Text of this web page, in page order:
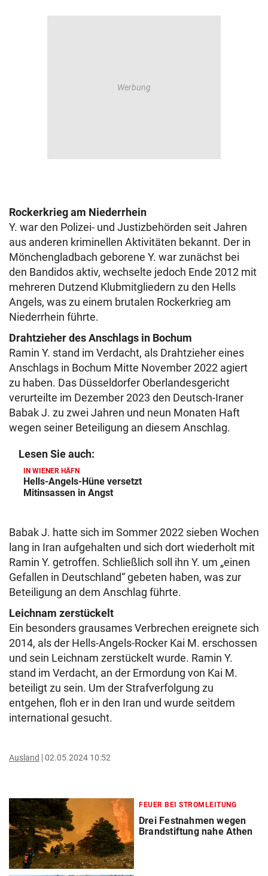
Rockerkrieg am Niederrhein
Y. war den Polizei- und Justizbehörden seit Jahren
aus anderen kriminellen Aktivitäten bekannt. Der in
Mönchengladbach geborene Y. war zunächst bei
den Bandidos aktiv, wechselte jedoch Ende 2012 mit
mehreren Dutzend Klubmitgliedern zu den Hells
Angels, was zu einem brutalen Rockerkrieg am
Niederrhein führte.
Drahtzieher des Anschlags in Bochum
Ramin Y. stand im Verdacht, als Drahtzieher eines
Anschlags in Bochum Mitte November 2022 agiert
zu haben. Das Düsseldorfer Oberlandesgericht
verurteilte im Dezember 2023 den Deutsch-Iraner
Babak J. zu zwei Jahren und neun Monaten Haft
wegen seiner Beteiligung an diesem Anschlag.
Lesen Sie auch:
IN WIENER HÄFN
Hells-Angels-Hüne versetzt
Mitinsassen in Angst
Babak J. hatte sich im Sommer 2022 sieben Wochen
lang in Iran aufgehalten und sich dort wiederholt mit
Ramin Y. getroffen. Schließlich soll ihn Y. um „einen
Gefallen in Deutschland“ gebeten haben, was zur
Beteiligung an dem Anschlag führte.
Leichnam zerstückelt
Ein besonders grausames Verbrechen ereignete sich
2014, als der Hells-Angels-Rocker Kai M. erschossen
und sein Leichnam zerstückelt wurde. Ramin Y.
stand im Verdacht, an der Ermordung von Kai M.
beteiligt zu sein. Um der Strafverfolgung zu
entgehen, floh er in den Iran und wurde seitdem
international gesucht.
Ausland 02.05.2024 10:52
FEUER BEI STROMLEITUNG
Drei Festnahmen wegen
Brandstiftung nahe Athen